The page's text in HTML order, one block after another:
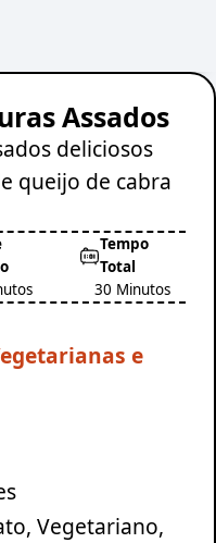
Assados
deliciosos
queijo de cabra
Tempo
Total
30 Minutos
e
Vegetariano,